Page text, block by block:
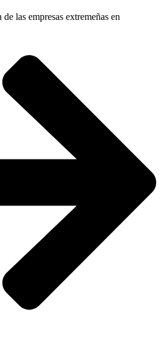
las empresas extremeñas en